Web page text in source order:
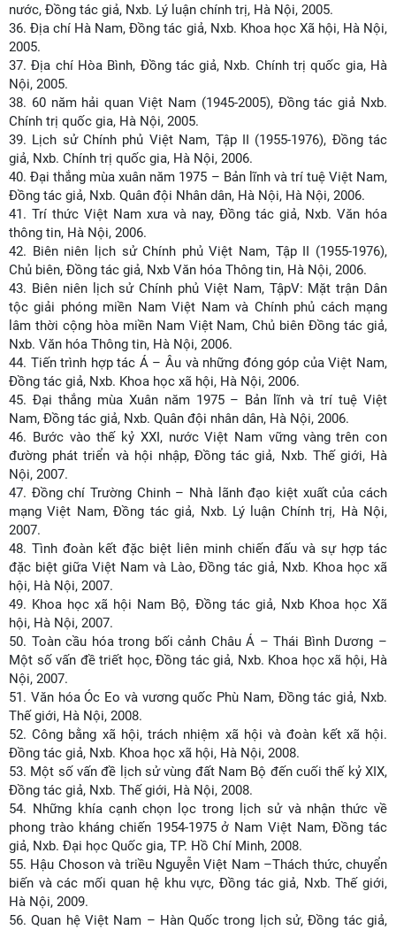
nước, Đồng tác giả, Nxb. Lý luận chính trị, Hà Nội, 2005.
36. Địa chí Hà Nam, Đồng tác giả, Nxb. Khoa học Xã hội, Hà Nội,
2005.
37. Địa chí Hòa Bình, Đồng tác giả, Nxb. Chính trị quốc gia, Hà
Nội, 2005.
38. 60 năm hải quan Việt Nam (1945-2005), Đồng tác giả Nxb.
Chính trị quốc gia, Hà Nội, 2005.
39. Lịch sử Chính phủ Việt Nam, Tập II (1955-1976), Đồng tác
giả, Nxb. Chính trị quốc gia, Hà Nội, 2006.
40. Đại thắng mùa xuân năm 1975 – Bản lĩnh và trí tuệ Việt Nam,
Đồng tác giả, Nxb. Quân đội Nhân dân, Hà Nội, Hà Nội, 2006.
41. Trí thức Việt Nam xưa và nay, Đồng tác giả, Nxb. Văn hóa
thông tin, Hà Nội, 2006.
42. Biên niên lịch sử Chính phủ Việt Nam, Tập II (1955-1976),
Chủ biên, Đồng tác giả, Nxb Văn hóa Thông tin, Hà Nội, 2006.
43. Biên niên lịch sử Chính phủ Việt Nam, TậpV: Mặt trận Dân
tộc giải phóng miền Nam Việt Nam và Chính phủ cách mạng
lâm thời cộng hòa miền Nam Việt Nam, Chủ biên Đồng tác giả,
Nxb. Văn hóa Thông tin, Hà Nội, 2006.
44. Tiến trình hợp tác Á – Âu và những đóng góp của Việt Nam,
Đồng tác giả, Nxb. Khoa học xã hội, Hà Nội, 2006.
45. Đại thắng mùa Xuân năm 1975 – Bản lĩnh và trí tuệ Việt
Nam, Đồng tác giả, Nxb. Quân đội nhân dân, Hà Nội, 2006.
46. Bước vào thế kỷ XXI, nước Việt Nam vững vàng trên con
đường phát triển và hội nhập, Đồng tác giả, Nxb. Thế giới, Hà
Nội, 2007.
47. Đồng chí Trường Chinh – Nhà lãnh đạo kiệt xuất của cách
mạng Việt Nam, Đồng tác giả, Nxb. Lý luận Chính trị, Hà Nội,
2007.
48. Tình đoàn kết đặc biệt liên minh chiến đấu và sự hợp tác
đặc biệt giữa Việt Nam và Lào, Đồng tác giả, Nxb. Khoa học xã
hội, Hà Nội, 2007.
49. Khoa học xã hội Nam Bộ, Đồng tác giả, Nxb Khoa học Xã
hội, Hà Nội, 2007.
50. Toàn cầu hóa trong bối cảnh Châu Á – Thái Bình Dương –
Một số vấn đề triết học, Đồng tác giả, Nxb. Khoa học xã hội, Hà
Nội, 2007.
51. Văn hóa Óc Eo và vương quốc Phù Nam, Đồng tác giả, Nxb.
Thế giới, Hà Nội, 2008.
52. Công bằng xã hội, trách nhiệm xã hội và đoàn kết xã hội.
Đồng tác giả, Nxb. Khoa học xã hội, Hà Nội, 2008.
53. Một số vấn đề lịch sử vùng đất Nam Bộ đến cuối thế kỷ XIX,
Đồng tác giả, Nxb. Thế giới, Hà Nội, 2008.
54. Những khía cạnh chọn lọc trong lịch sử và nhận thức về
phong trào kháng chiến 1954-1975 ở Nam Việt Nam, Đồng tác
giả, Nxb. Đại học Quốc gia, TP. Hồ Chí Minh, 2008.
55. Hậu Choson và triều Nguyễn Việt Nam –Thách thức, chuyển
biến và các mối quan hệ khu vực, Đồng tác giả, Nxb. Thế giới,
Hà Nội, 2009.
56. Quan hệ Việt Nam – Hàn Quốc trong lịch sử, Đồng tác giả,